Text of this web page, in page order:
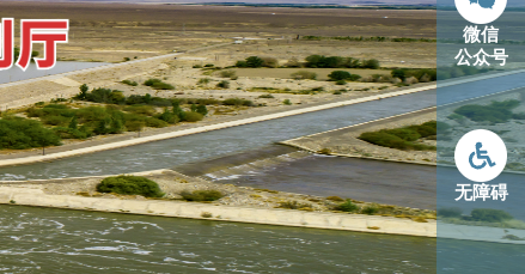
微信
公众号
无障碍